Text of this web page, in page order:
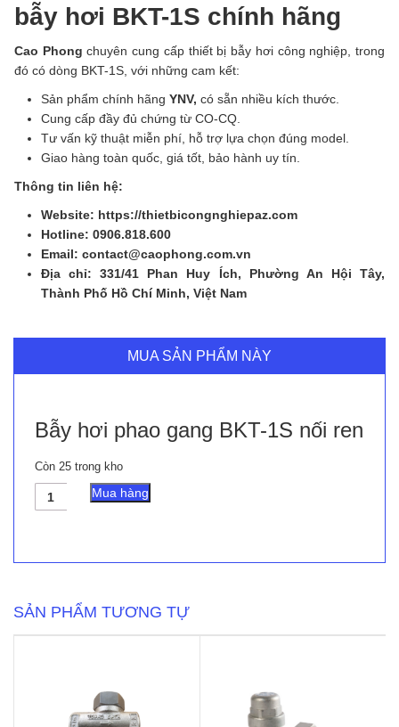
bẫy hơi BKT-1S chính hãng
Cao Phong chuyên cung cấp thiết bị bẫy hơi công nghiệp, trong
đó có dòng BKT-1S, với những cam kết:
Sản phẩm chính hãng YNV, có sẵn nhiều kích thước.
Cung cấp đầy đủ chứng từ CO-CQ.
Tư vấn kỹ thuật miễn phí, hỗ trợ lựa chọn đúng model.
Giao hàng toàn quốc, giá tốt, bảo hành uy tín.
Thông tin liên hệ:
Website: https://thietbicongnghiepaz.com
Hotline: 0906.818.600
Email: contact@caophong.com.vn
Địa chỉ: 331/41 Phan Huy Ích, Phường An Hội Tây,
Thành Phố Hồ Chí Minh, Việt Nam
MUA SẢN PHẨM NÀY
Bẫy hơi phao gang BKT-1S nối ren
Còn 25 trong kho
Bẫy
hơi
số
lượng
Mua hàng
SẢN PHẨM TƯƠNG TỰ